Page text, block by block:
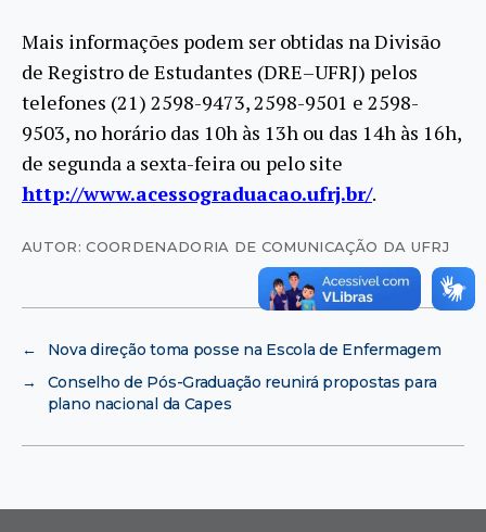
Mais informações podem ser obtidas na Divisão
de Registro de Estudantes (DRE–UFRJ) pelos
telefones (21) 2598-9473, 2598-9501 e 2598-
9503, no horário das 10h às 13h ou das 14h às 16h,
de segunda a sexta-feira ou pelo site
http://www.acessograduacao.ufrj.br/.
AUTOR: COORDENADORIA DE COMUNICAÇÃO DA UFRJ
←
Nova direção toma posse na Escola de Enfermagem
→
Conselho de Pós-Graduação reunirá propostas para
plano nacional da Capes